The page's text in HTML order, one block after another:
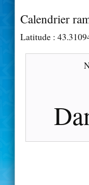
Calendrier
Latitude :